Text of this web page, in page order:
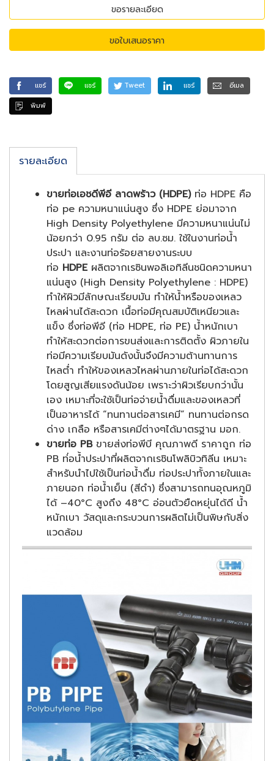
ขอรายละเอียด
ขอใบเสนอราคา
แชร์ แชร์ Tweet แชร์
อีเมล
พิมพ์
รายละเอียด
ขายท่อเอชดีพีอี ลาดพร้าว (HDPE)ท่อ HDPE คือ
ท่อ pe ความหนาแน่นสูง ซึ่ง HDPE ย่อมาจาก
High Density Polyethylene มีความหนาแน่นไม่
น้อยกว่า 0.95 กรัม ต่อ ลบ.ซม. ใช้ในงานท่อน้ำ
ประปา และงานท่อร้อยสายงานระบบ
ท่อ HDPE ผลิตจากเรซินพอลิเอทิลีนชนิดความหนา
แน่นสูง (High Density Polyethylene : HDPE)
ทำให้ผิวมีลักษณะเรียบมัน ทำให้น้ำหรือของเหลว
ไหลผ่านได้สะดวก เนื้อท่อมีคุณสมบัติเหนียวและ
แข็ง ซึ่งท่อพีอี (ท่อ HDPE, ท่อ PE) น้ำหนักเบา
ทำให้สะดวกต่อการขนส่งและการติดตั้ง ผิวภายใน
ท่อมีความเรียบมันดังนั้นจึงมีความต้านทานการ
ไหลต่ำ ทำให้ของเหลวไหลผ่านภายในท่อได้สะดวก
โดยสูญเสียแรงดันน้อย เพราะว่าผิวเรียบกว่านั้น
เอง เหมาะที่จะใช้เป็นท่อจ่ายน้ำดื่มและของเหลวที่
เป็นอาหารได้ “ทนทานต่อสารเคมี” ทนทานต่อกรด
ด่าง เกลือ หรือสารเคมีต่างๆได้มาตรฐาน มอก.
ขายท่อ PBขายส่งท่อพีบี คุณภาพดี ราคาถูก ท่อ
PB ท่่อน้ำประปาที่ผลิตจากเรชินโพลิบิวทิลีน เหมาะ
สำหรับนำไปใช้เป็นท่อน้ำดื่ม ท่อประปาทั้งภายในและ
ภายนอก ท่อน้ำเย็น (สีดำ) ซึ่งสามารถทนอุณหภูมิ
ได้ –40°C สูงถึง 48°C อ่อนตัวยืดหยุ่นได้ดี น้ำ
หนักเบา วัสดุและกระบวนการผลิตไม่เป็นพิษกับสิ่ง
แวดล้อม